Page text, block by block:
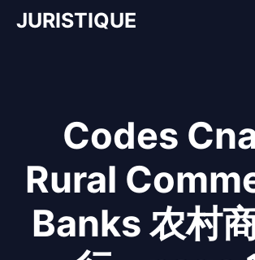
AllerJURISTIQUE
Codes
Rural
Banks 农村